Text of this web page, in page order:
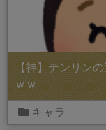
【神】テンリン
ｗｗ
キャラ